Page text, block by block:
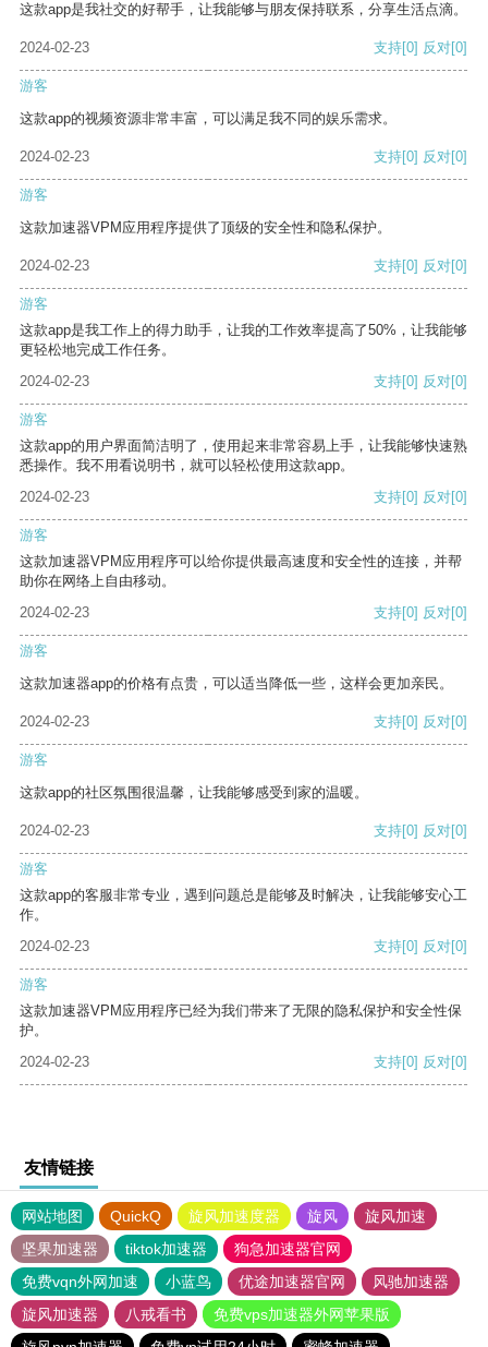
这款app是我社交的好帮手，让我能够与朋友保持联系，分享生活点滴。
2024-02-23 支持[0] 反对[0]
游客
这款app的视频资源非常丰富，可以满足我不同的娱乐需求。
2024-02-23 支持[0] 反对[0]
游客
这款加速器VPM应用程序提供了顶级的安全性和隐私保护。
2024-02-23 支持[0] 反对[0]
游客
这款app是我工作上的得力助手，让我的工作效率提高了50%，让我能够
更轻松地完成工作任务。
2024-02-23
支持[0] 反对[0]
游客
这款app的用户界面简洁明了，使用起来非常容易上手，让我能够快速熟
悉操作。我不用看说明书，就可以轻松使用这款app。
2024-02-23
支持[0] 反对[0]
游客
这款加速器VPM应用程序可以给你提供最高速度和安全性的连接，并帮
助你在网络上自由移动。
2024-02-23
支持[0] 反对[0]
游客
这款加速器app的价格有点贵，可以适当降低一些，这样会更加亲民。
2024-02-23 支持[0] 反对[0]
游客
这款app的社区氛围很温馨，让我能够感受到家的温暖。
2024-02-23 支持[0] 反对[0]
游客
这款app的客服非常专业，遇到问题总是能够及时解决，让我能够安心工
作。
2024-02-23
支持[0] 反对[0]
游客
这款加速器VPM应用程序已经为我们带来了无限的隐私保护和安全性保
护。
2024-02-23
支持[0] 反对[0]
友情链接
网站地图 QuickQ 旋风加速度器 旋风
旋风加速
坚果加速器
tiktok加速器
狗急加速器官网
免费vqn外网加速
小蓝鸟 优途加速器官网
风驰加速器
旋风加速器
八戒看书
免费vps加速器外网苹果版